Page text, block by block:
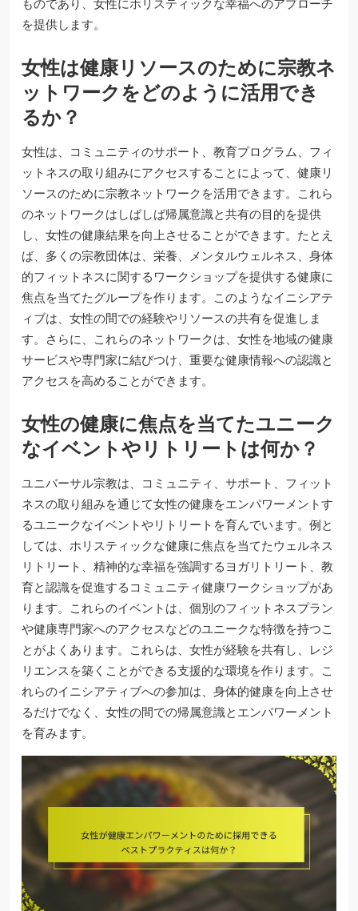
を提供します。
女性は健康リソースのために宗教ネ
ットワークをどのように活用でき
るか？
女性は、コミュニティのサポート、教育プログラム、フィ
ットネスの取り組みにアクセスすることによって、健康リ
ソースのために宗教ネットワークを活用できます。これら
のネットワークはしばしば帰属意識と共有の目的を提供
し、女性の健康結果を向上させることができます。たとえ
ば、多くの宗教団体は、栄養、メンタルウェルネス、身体
的フィットネスに関するワークショップを提供する健康に
焦点を当てたグループを作ります。このようなイニシアテ
ィブは、女性の間での経験やリソースの共有を促進しま
す。さらに、これらのネットワークは、女性を地域の健康
サービスや専門家に結びつけ、重要な健康情報への認識と
アクセスを高めることができます。
女性の健康に焦点を当てたユニーク
なイベントやリトリートは何か？
ユニバーサル宗教は、コミュニティ、サポート、フィット
ネスの取り組みを通じて女性の健康をエンパワーメントす
るユニークなイベントやリトリートを育んでいます。例と
しては、ホリスティックな健康に焦点を当てたウェルネス
リトリート、精神的な幸福を強調するヨガリトリート、教
育と認識を促進するコミュニティ健康ワークショップがあ
ります。これらのイベントは、個別のフィットネスプラン
や健康専門家へのアクセスなどのユニークな特徴を持つこ
とがよくあります。これらは、女性が経験を共有し、レジ
リエンスを築くことができる支援的な環境を作ります。こ
れらのイニシアティブへの参加は、身体的健康を向上させ
るだけでなく、女性の間での帰属意識とエンパワーメント
を育みます。